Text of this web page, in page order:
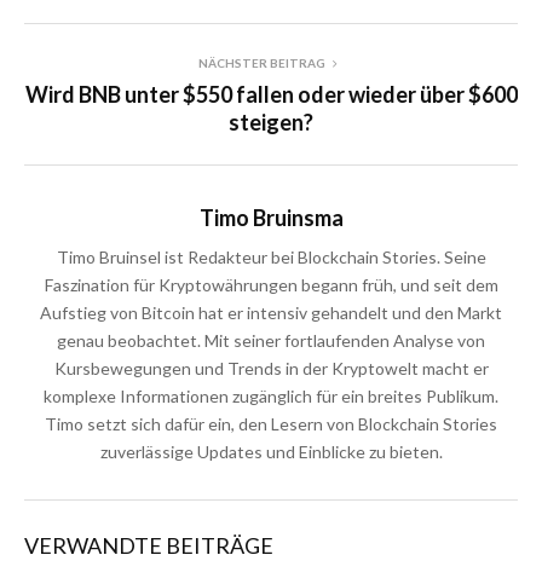
NÄCHSTER BEITRAG
Wird BNB unter $550 fallen oder wieder über $600
steigen?
Timo Bruinsma
Timo Bruinsel ist Redakteur bei Blockchain Stories. Seine
Faszination für Kryptowährungen begann früh, und seit dem
Aufstieg von Bitcoin hat er intensiv gehandelt und den Markt
genau beobachtet. Mit seiner fortlaufenden Analyse von
Kursbewegungen und Trends in der Kryptowelt macht er
komplexe Informationen zugänglich für ein breites Publikum.
Timo setzt sich dafür ein, den Lesern von Blockchain Stories
zuverlässige Updates und Einblicke zu bieten.
VERWANDTE BEITRÄGE